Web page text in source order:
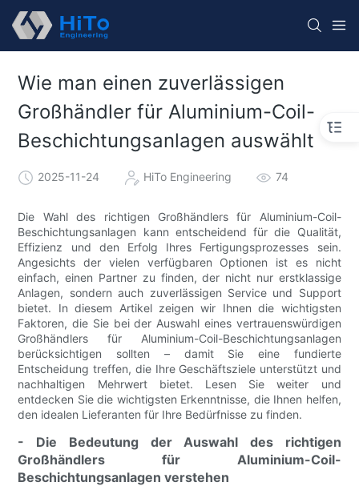
Wie man einen zuverlässigen
Großhändler für Aluminium-Coil-
Beschichtungsanlagen auswählt
2025-11-24 HiTo Engineering 74
Die Wahl des richtigen Großhändlers für Aluminium-Coil-
Beschichtungsanlagen kann entscheidend für die Qualität,
Effizienz und den Erfolg Ihres Fertigungsprozesses sein.
Angesichts der vielen verfügbaren Optionen ist es nicht
einfach, einen Partner zu finden, der nicht nur erstklassige
Anlagen, sondern auch zuverlässigen Service und Support
bietet. In diesem Artikel zeigen wir Ihnen die wichtigsten
Faktoren, die Sie bei der Auswahl eines vertrauenswürdigen
Großhändlers für Aluminium-Coil-Beschichtungsanlagen
berücksichtigen sollten – damit Sie eine fundierte
Entscheidung treffen, die Ihre Geschäftsziele unterstützt und
nachhaltigen Mehrwert bietet. Lesen Sie weiter und
entdecken Sie die wichtigsten Erkenntnisse, die Ihnen helfen,
den idealen Lieferanten für Ihre Bedürfnisse zu finden.
- Die Bedeutung der Auswahl des richtigen
Großhändlers für Aluminium-Coil-
Beschichtungsanlagen verstehen